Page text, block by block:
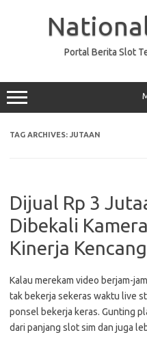
Portal Berita Slot
TAG ARCHIVES: JUTAAN
Dijual Rp 3
Dibekali
Kinerja Kencang
Kalau merekam video berjam-
tak bekerja sekeras waktu live
ponsel bekerja keras. Gunting
dari panjang slot sim dan juga